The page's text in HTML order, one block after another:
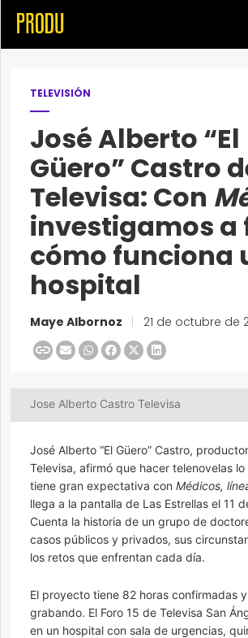
TELEVISIÓN
José Alberto “El
Güero” Castro
Televisa: Con
investigamos a
cómo funciona
hospital
Maye Albornoz 21 de octubre de
Jose Alberto Castro Televisa
José Alberto “El Güero” Castro,
Televisa, afirmó que hacer telenovelas
tiene gran expectativa con Médicos,
llega a la pantalla de Las Estrellas el 11
Cuenta la historia de un grupo de
casos públicos y privados, sus
los retos que enfrentan cada día.
El proyecto tiene 82 horas confirmadas
grabando. El Foro 15 de Televisa San
en un hospital con sala de urgencias,